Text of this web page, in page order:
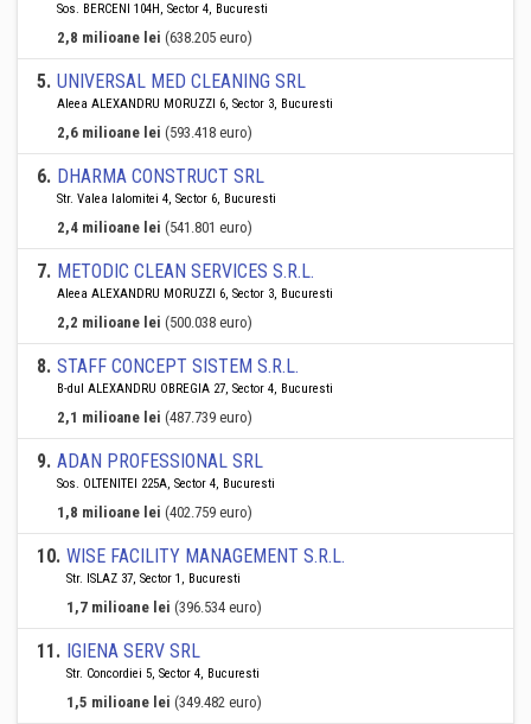
Sos. BERCENI 104H, Sector 4, Bucuresti
2,8 milioane lei (638.205 euro)
5. UNIVERSAL MED CLEANING SRL
Aleea ALEXANDRU MORUZZI 6, Sector 3, Bucuresti
2,6 milioane lei (593.418 euro)
6. DHARMA CONSTRUCT SRL
Str. Valea Ialomitei 4, Sector 6, Bucuresti
2,4 milioane lei (541.801 euro)
7. METODIC CLEAN SERVICES S.R.L.
Aleea ALEXANDRU MORUZZI 6, Sector 3, Bucuresti
2,2 milioane lei (500.038 euro)
8. STAFF CONCEPT SISTEM S.R.L.
B-dul ALEXANDRU OBREGIA 27, Sector 4, Bucuresti
2,1 milioane lei (487.739 euro)
9. ADAN PROFESSIONAL SRL
Sos. OLTENITEI 225A, Sector 4, Bucuresti
1,8 milioane lei (402.759 euro)
10. WISE FACILITY MANAGEMENT S.R.L.
Str. ISLAZ 37, Sector 1, Bucuresti
1,7 milioane lei (396.534 euro)
11. IGIENA SERV SRL
Str. Concordiei 5, Sector 4, Bucuresti
1,5 milioane lei (349.482 euro)